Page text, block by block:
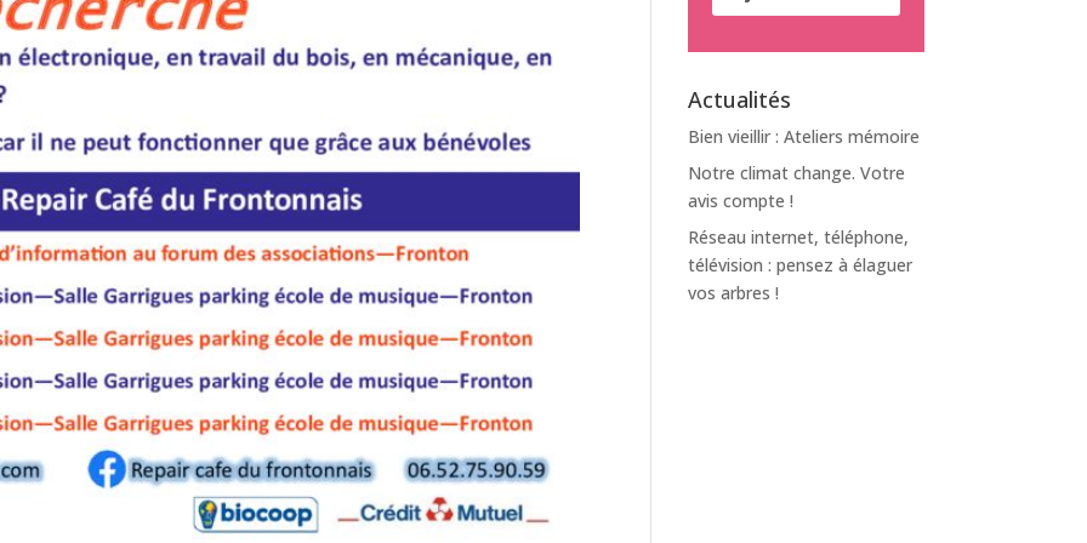
Actualités
Bien vieillir : Ateliers mémoire
Notre climat change. Votre
avis compte !
Réseau internet, téléphone,
télévision : pensez à élaguer
vos arbres !